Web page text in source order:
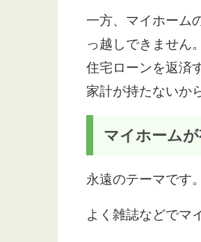
一方、マイホーム
っ越しできません
住宅ローンを返済
家計が持たないか
マイホーム
永遠のテーマです。
よく雑誌などでマ